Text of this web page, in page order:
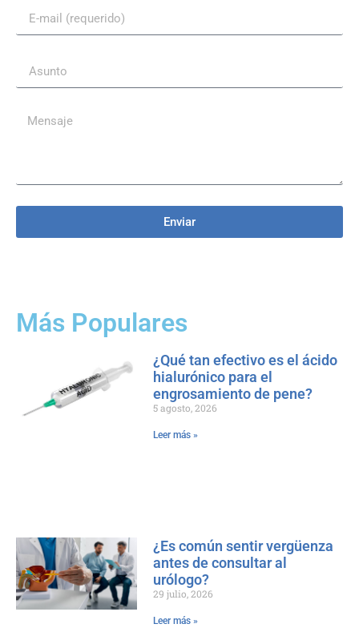
Enviar
Más Populares
¿Qué tan efectivo es el ácido
hialurónico para el
engrosamiento de pene?
5 agosto, 2026
Leer más »
¿Es común sentir vergüenza
antes de consultar al
urólogo?
29 julio, 2026
Leer más »